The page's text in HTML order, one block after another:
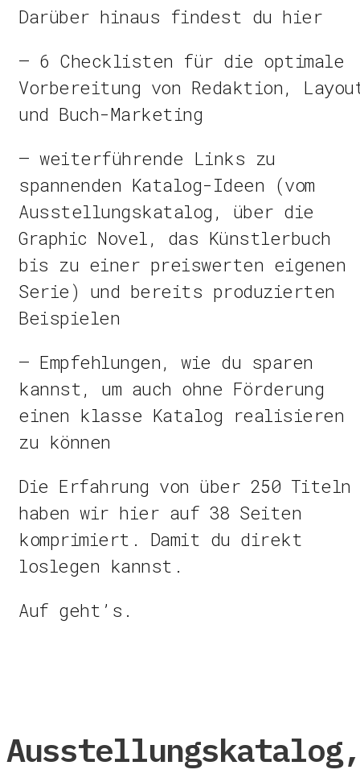
Darüber hinaus findest du hier
– 6 Checklisten für die optimale
Vorbereitung von Redaktion,
und Buch-Marketing
– weiterführende Links zu
spannenden Katalog-Ideen (vom
Ausstellungskatalog, über die
Graphic Novel, das Künstlerbuch
bis zu einer preiswerten eigenen
Serie) und bereits produzierten
Beispielen
– Empfehlungen, wie du sparen
kannst, um auch ohne Förderung
einen klasse Katalog realisieren
zu können
Die Erfahrung von über 250 Titeln
haben wir hier auf 38 Seiten
komprimiert. Damit du direkt
loslegen kannst.
Auf geht’s.
Ausstellungskatalog,